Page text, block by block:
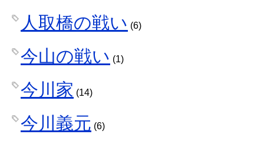
人取橋の戦い (6)
今山の戦い (1)
今川家 (14)
今川義元 (6)